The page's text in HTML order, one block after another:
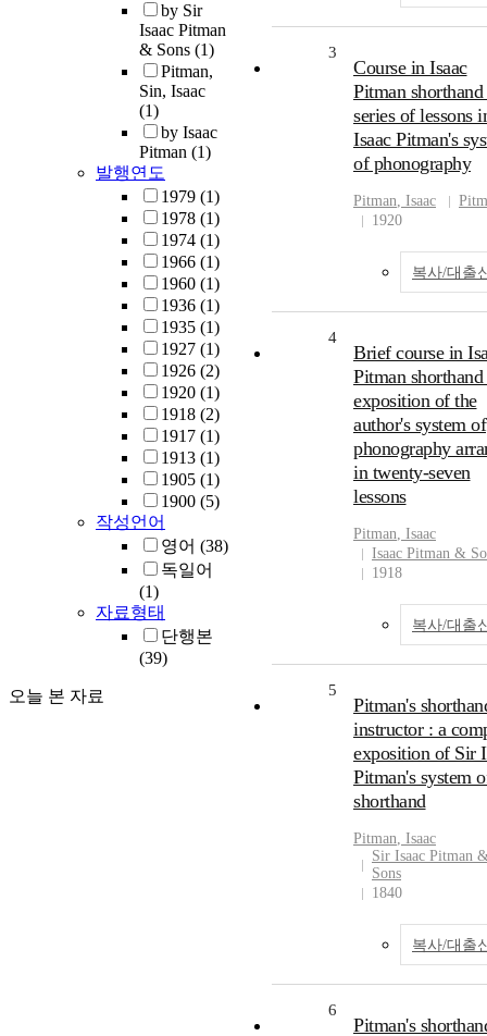
by Sir
Isaac Pitman
& Sons (1)
Pitman,
Sin, Isaac
(1)
by Isaac
Pitman (1)
발행연도
1979 (1)
1978 (1)
1974 (1)
1966 (1)
1960 (1)
1936 (1)
1935 (1)
1927 (1)
1926 (2)
1920 (1)
1918 (2)
1917 (1)
1913 (1)
1905 (1)
1900 (5)
작성언어
영어 (38)
독일어
(1)
자료형태
단행본
(39)
오늘 본 자료
3
Course in Isaac
Pitman shorthand
series of lessons
Isaac Pitman's
of phonography
Pitman, Isaac
1920
복사/대출
4
Brief course in
Pitman shorthand
exposition of the
author's system of
phonography
in twenty-seven
lessons
Pitman, Isaac
Isaac Pitman &
1918
복사/대출
5
Pitman's
instructor : a
exposition of Sir
Pitman's system
shorthand
Pitman, Isaac
Sir Isaac Pitman
Sons
1840
복사/대출
6
Pitman's